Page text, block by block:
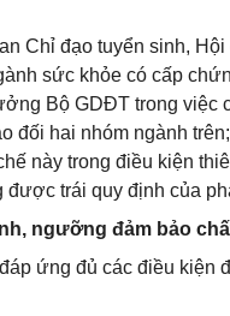
Chỉ đạo tuyển sinh,
sức khỏe có cấp
Bộ GDĐT trong việc
hai nhóm ngành
này trong điều kiện
trái quy định của
ngưỡng đảm bảo
ứng đủ các điều kiện